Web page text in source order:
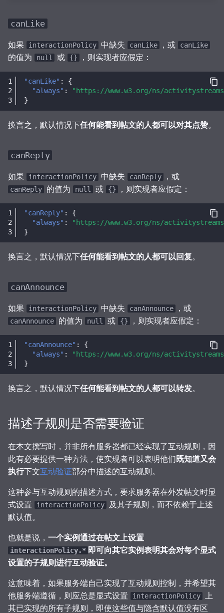
canLike
如果 interactionPolicy 中缺失 canLike ，或 canLike
的值为 null 或 {} ，则实现者应假定：
"canLike" :
{
"always" :
"https://www.w3.org/ns/
}
换言之，默认情况下任何能看到帖文的人都可以对其点赞。
canReply
如果 interactionPolicy 中缺失 canReply ，或
canReply 的值为 null 或 {} ，则实现者应假定：
"canReply" :
{
"always" :
"https://www.w3.org/ns/
}
换言之，默认情况下任何能看到帖文的人都可以回复。
canAnnounce
如果 interactionPolicy 中缺失 canAnnounce ，或
canAnnounce 的值为 null 或 {} ，则实现者应假定：
"canAnnounce" :
{
"always" :
"https://www.w3.org/ns/
}
换言之，默认情况下任何能看到帖文的人都可以转发。
描述子规则是否需要验证
在本文撰写时，并非所有服务器都已经实现了互动规则，因
此有必要提供一种方法，使实现者可以表明他们既知道又会
执行下文互动验证部分中描述的互动规则。
这种参与互动规则的描述方式，要求服务器在外发帖文时显
式设置
interactionPolicy
及其子规则，而不依赖于上述
默认值。
也就是说， 一个实例通过在帖文上设置
interactionPolicy.* 即可向其它实例表明其会对每个显式
设置的子规则进行互动验证。
这意味着，如果服务端自己实现了互动规则控制，并希望其
他服务端遵循，则应总是显式设置
interactionPolicy
上
其已实现的所有子规则，即使这些值与隐含默认值没有区